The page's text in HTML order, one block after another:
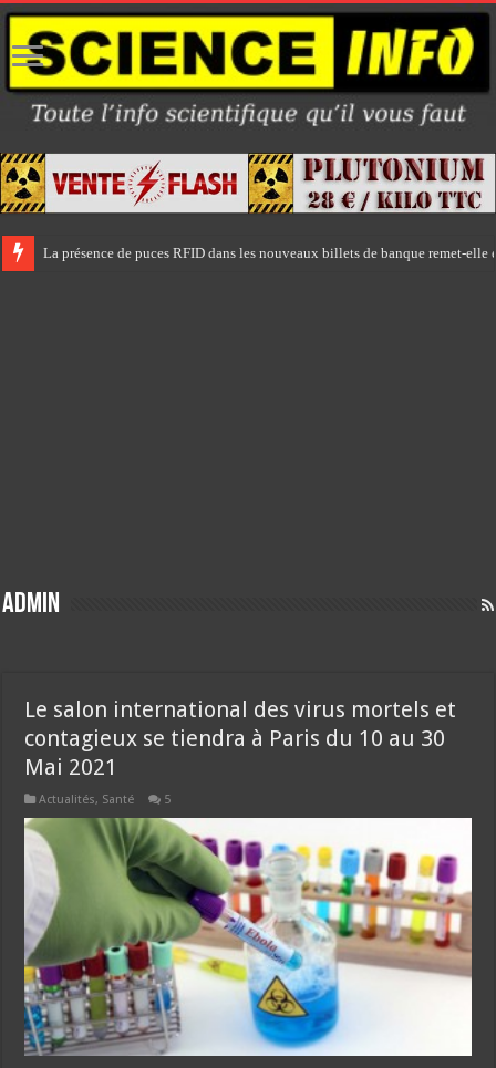
La présence de puces RFID dans les nouveaux billets de banque remet-
Admin
Le salon international des virus mortels et
contagieux se tiendra à Paris du 10 au 30
Mai 2021
Actualités, Santé 5